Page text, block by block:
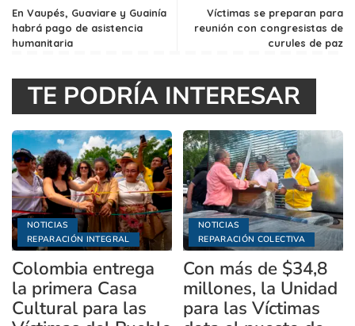
En Vaupés, Guaviare y Guainía
habrá pago de asistencia
humanitaria
Víctimas se preparan para
reunión con congresistas de
curules de paz
TE PODRÍA INTERESAR
NOTICIAS
REPARACIÓN INTEGRAL
Colombia entrega
la primera Casa
Cultural para las
NOTICIAS
REPARACIÓN COLECTIVA
Con más de $34,8
millones, la Unidad
para las Víctimas